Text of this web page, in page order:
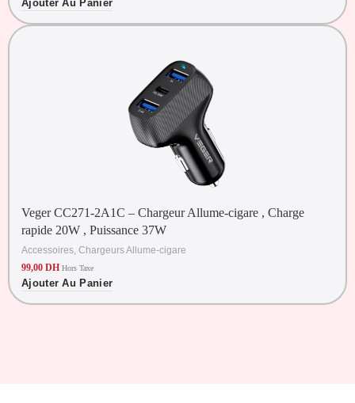
Ajouter Au Panier
Veger CC271-2A1C – Chargeur Allume-cigare , Charge
rapide 20W , Puissance 37W
Accessoires, Chargeurs Allume-cigare
99,00 DH Hors Taxe
Ajouter Au Panier